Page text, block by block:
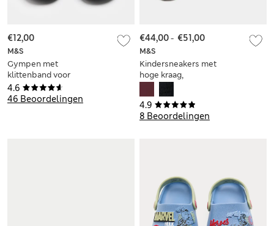
4.6
46 Beoordelingen
M&S
Gympen met
klittenband voor
kinderen (maat 24-
37)
€12,00
4.9
8 Beoordelingen
M&S
Kindersneakers met
hoge kraag,
Freshfeet™ (maat
20,5-40,5)
€44,00- €51,00